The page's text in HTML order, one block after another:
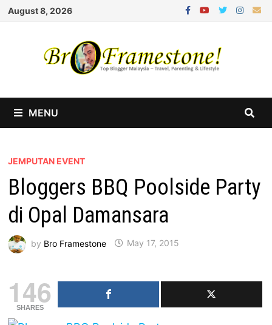
Skip
August 8, 2026
MENU
JEMPUTAN EVENT
Bloggers BBQ Poolside Party
di Opal Damansara
by Bro Framestone May 17, 2015
146
SHARES